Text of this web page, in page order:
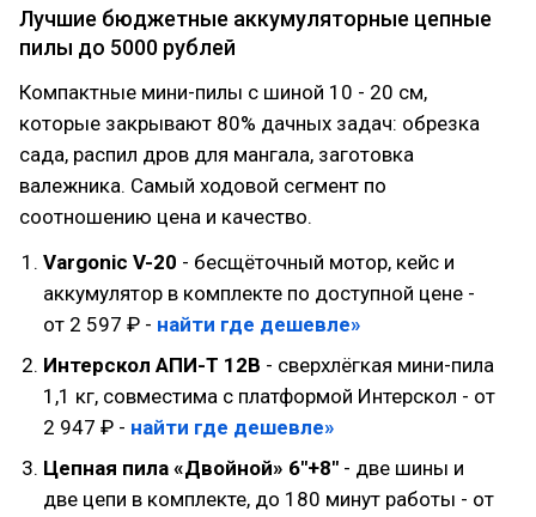
Лучшие бюджетные аккумуляторные цепные
пилы до 5000 рублей
Компактные мини-пилы с шиной 10 - 20 см,
которые закрывают 80% дачных задач: обрезка
сада, распил дров для мангала, заготовка
валежника. Самый ходовой сегмент по
соотношению цена и качество.
Vargonic V-20 - бесщёточный мотор, кейс и
аккумулятор в комплекте по доступной цене -
от 2 597 ₽ - найти где дешевле»
Интерскол АПИ-Т 12В - сверхлёгкая мини-пила
1,1 кг, совместима с платформой Интерскол - от
2 947 ₽ - найти где дешевле»
Цепная пила «Двойной» 6"+8" - две шины и
две цепи в комплекте, до 180 минут работы - от